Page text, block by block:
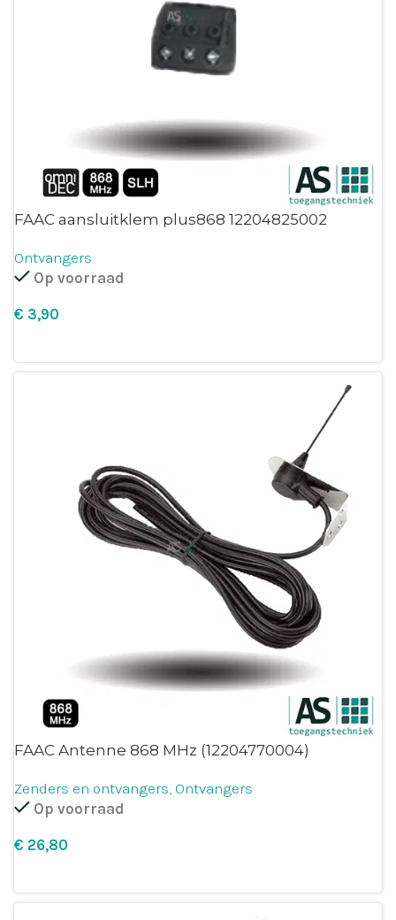
FAAC aansluitklem plus868 12204825002
Ontvangers
Op voorraad
€
FAAC Antenne 868 MHz (12204770004)
Zenders en ontvangers, Ontvangers
Op voorraad
€